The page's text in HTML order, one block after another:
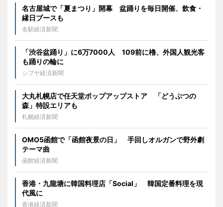
名古屋城で「夏まつり」開幕 盆踊りを毎日開催、飲食・
縁日ブースも
名駅経済新聞
「渋谷盆踊り」に6万7000人 109前に櫓、外国人観光客
も踊りの輪に
シブヤ経済新聞
大丸札幌店で任天堂ポップアップストア 「どうぶつの
森」特設エリアも
札幌経済新聞
OMO5函館で「函館夜景の日」 手回しオルガンで野外劇
テーマ曲
函館経済新聞
香港・九龍塘に韓国料理店「Social」 韓国定番料理を現
代風に
香港経済新聞